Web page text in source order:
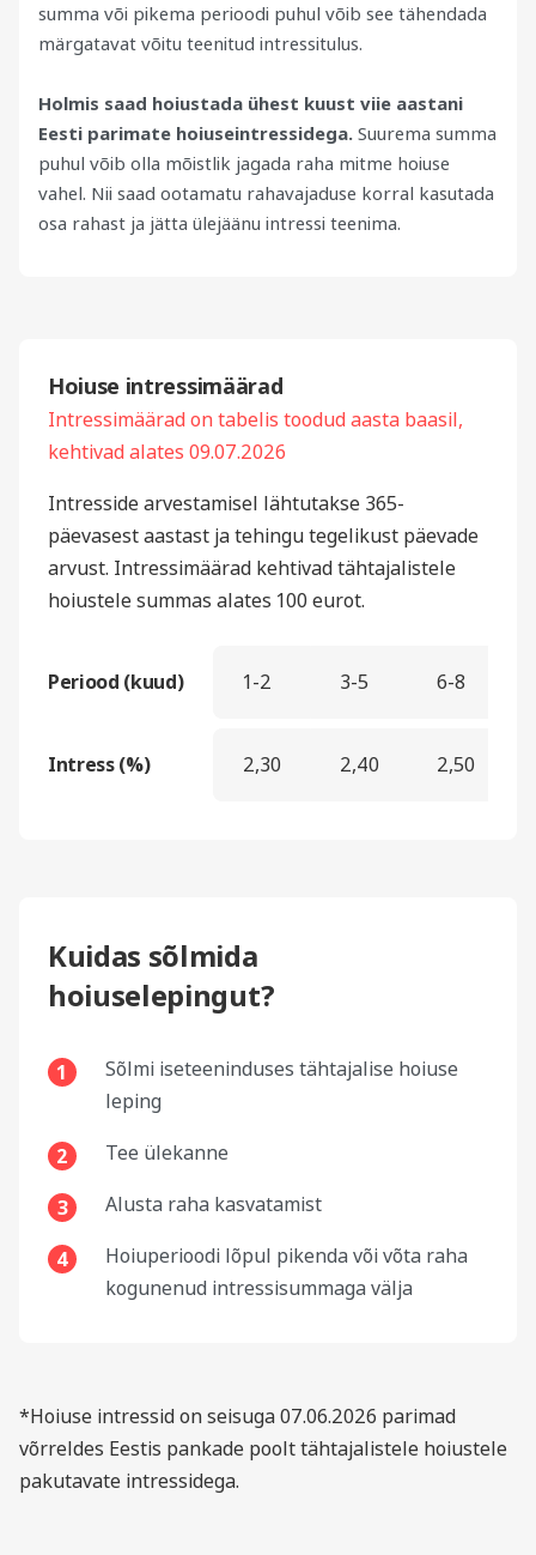
summa või pikema perioodi puhul võib see tähendada
märgatavat võitu teenitud intressitulus.
Holmis saad hoiustada ühest kuust viie aastani
Eesti parimate hoiuseintressidega. Suurema summa
puhul võib olla mõistlik jagada raha mitme hoiuse
vahel. Nii saad ootamatu rahavajaduse korral kasutada
osa rahast ja jätta ülejäänu intressi teenima.
Hoiuse intressimäärad
Intressimäärad on tabelis toodud aasta baasil,
kehtivad alates 09.07.2026
Intresside arvestamisel lähtutakse 365-
päevasest aastast ja tehingu tegelikust päevade
arvust. Intressimäärad kehtivad tähtajalistele
hoiustele summas alates 100 eurot.
Periood (kuud) 1-2 3-5 6-8
Intress (%) 2,30 2,40 2,50
Kuidas sõlmida
hoiuselepingut?
1
Sõlmi iseteeninduses tähtajalise hoiuse
leping
2 Tee ülekanne
3 Alusta raha kasvatamist
4
Hoiuperioodi lõpul pikenda või võta raha
kogunenud intressisummaga välja
*Hoiuse intressid on seisuga 07.06.2026 parimad
võrreldes Eestis pankade poolt tähtajalistele hoiustele
pakutavate intressidega.